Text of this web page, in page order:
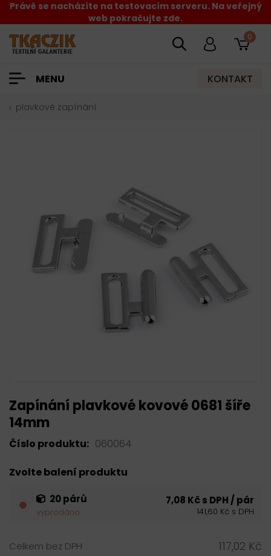
Právě se nacházíte na testovacím serveru. Na veřejný
web pokračujte zde.
0
MENU KONTAKT
plavkové zapínání
Zapínání plavkové kovové 0681 šíře
14mm
Číslo produktu: 060064
Zvolte balení produktu
20 párů
vyprodáno
7,08 Kč s DPH / pár
141,60 Kč s DPH
Celkem bez DPH 117,02 Kč